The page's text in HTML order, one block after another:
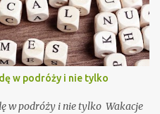
w podróży i nie tylko
w podróży i nie tylko Wakacje